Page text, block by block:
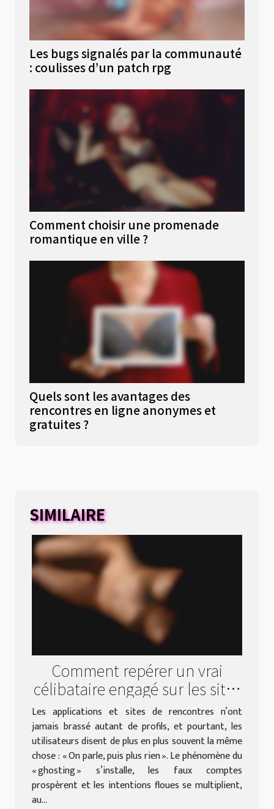
Les bugs signalés par la communauté
: coulisses d’un patch rpg
Comment choisir une promenade
romantique en ville ?
Quels sont les avantages des
rencontres en ligne anonymes et
gratuites ?
SIMILAIRE
Comment repérer un vrai
célibataire engagé sur les sites
de rencontres
Les applications et sites de rencontres n’ont
jamais brassé autant de profils, et pourtant, les
utilisateurs disent de plus en plus souvent la même
chose : « On parle, puis plus rien ». Le phénomène du
« ghosting » s’installe, les faux comptes
prospèrent et les intentions floues se multiplient,
au...